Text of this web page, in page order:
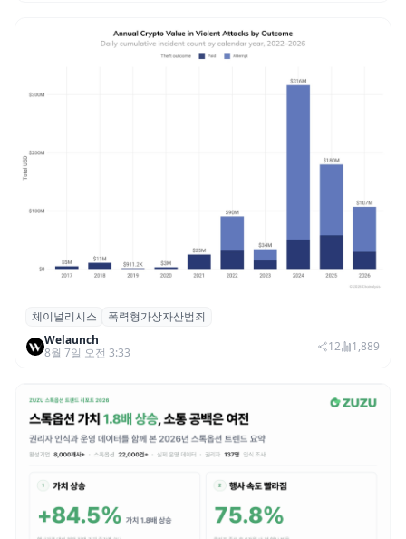
체이널리시스 “가상자산 보유자 대상 폭력
범죄 증가…상반기 탈취액 3000만 달러 돌파
체이널리시스
폭력형가상자산범죄
Welaunch
8월 7일 오전 3:33
12 1,889